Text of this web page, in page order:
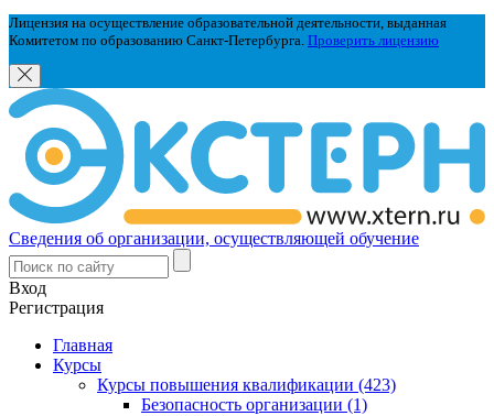
Лицензия на осуществление образовательной деятельности, выданная
Комитетом по образованию Санкт-Петербурга. Проверить лицензию
Сведения об организации, осуществляющей обучение
Вход
Регистрация
Главная
Курсы
Курсы повышения квалификации (423)
Безопасность организации (1)